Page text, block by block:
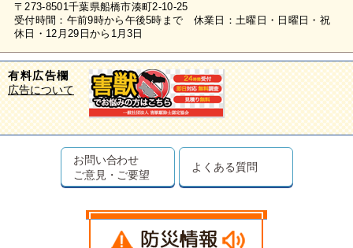
〒273-8501千葉県船橋市湊町2-10-25
受付時間：午前9時から午後5時まで 休業日：土曜日・日曜日・祝
休日・12月29日から1月3日
有料広告欄
広告について
お問い合わせ
ご意見・ご要望
よくある質問